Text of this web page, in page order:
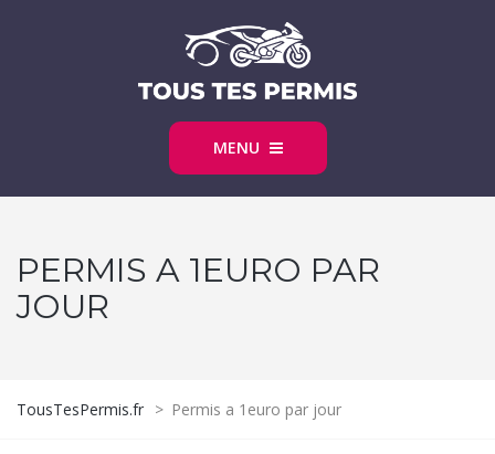
MENU
PERMIS A 1EURO PAR
JOUR
TousTesPermis.fr > Permis a 1euro par jour